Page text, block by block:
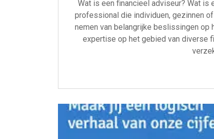
Wat is een financieel adviseur? Wat is
professional die individuen, gezinnen
nemen van belangrijke beslissingen op
expertise op het gebied van diverse